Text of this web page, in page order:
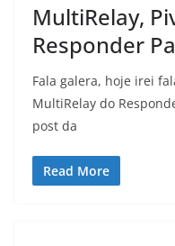
MultiRelay,
Responder
Fala galera, hoje irei
MultiRelay do
post da
Read More